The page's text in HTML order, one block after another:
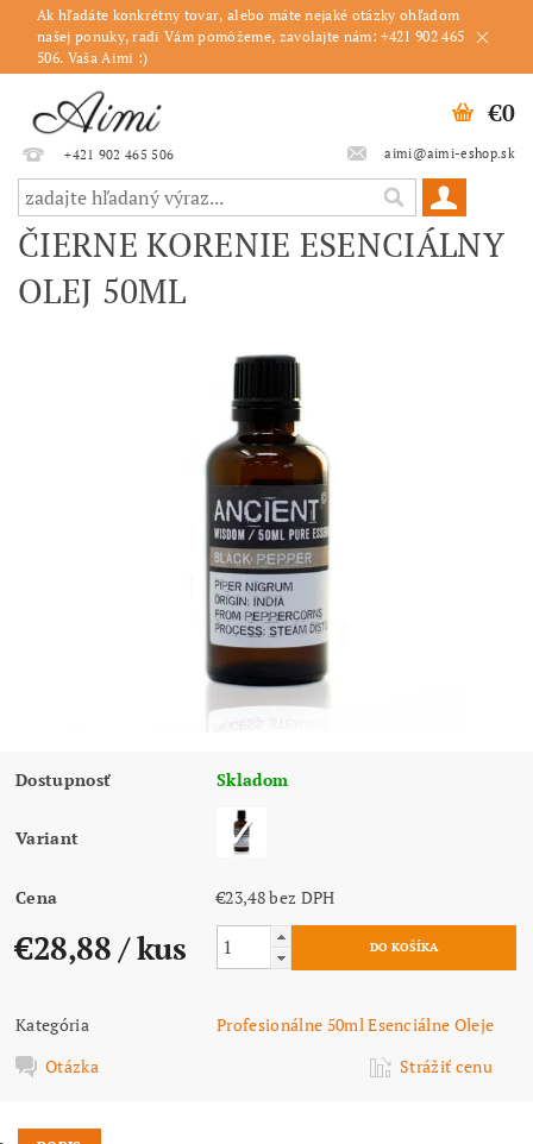
Ak hľadáte konkrétny tovar, alebo máte nejaké otázky ohľadom
našej ponuky, radi Vám pomôžeme, zavolajte nám: +421 902 465
506. Vaša Aimi :)
+421 902 465 506 aimi@aimi-eshop.sk
€0
ČIERNE KORENIE ESENCIÁLNY
OLEJ 50ML
Dostupnosť Skladom
Variant
Cena €23,48 bez DPH
€28,88 / kus
Kategória
Profesionálne 50ml Esenciálne Oleje
Otázka
Strážiť cenu